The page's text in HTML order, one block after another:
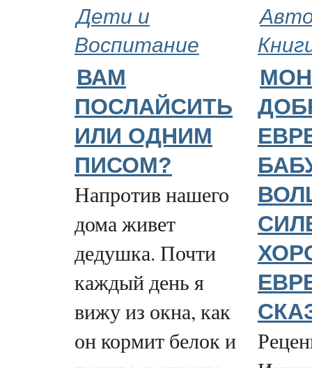
Дети и
Воспитание
ВАМ
ПОСЛАЙСИТЬ
ИЛИ ОДНИМ
ПИСОМ?
Напротив нашего
дома живет
дедушка. Почти
каждый день я
вижу из окна, как
он кормит белок и